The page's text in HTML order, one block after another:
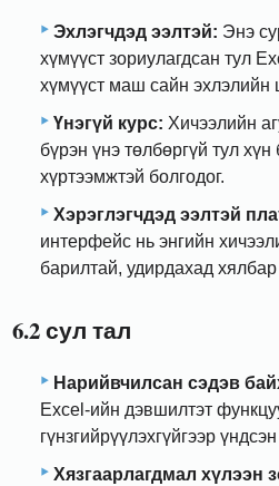
Эхлэгчдэд ээлтэй: Энэ
хүмүүст зориулагдсан тул
хүмүүст маш сайн эхлэлийн
Үнэгүй курс: Хичээлийн
бүрэн үнэ төлбөргүй тул
хүртээмжтэй болгодог.
Хэрэглэгчдэд ээлтэй
интерфейс нь энгийн
барилтай, удирдахад
6.2 сул тал
Нарийвчилсан сэдэв
Excel-ийн дэвшилтэт
гүнзгийрүүлэхгүйгээр
Хязгаарлагдмал хүлээн